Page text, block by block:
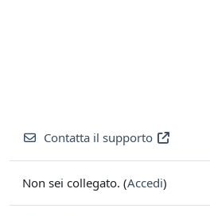
Contatta il supporto
Non sei collegato. (Accedi)